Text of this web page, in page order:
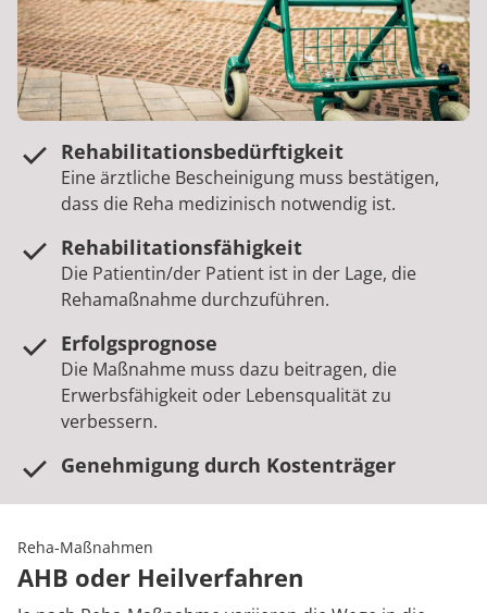
Rehabilitationsbedürftigkeit
Eine ärztliche Bescheinigung muss bestätigen,
dass die Reha medizinisch notwendig ist.
Rehabilitationsfähigkeit
Die Patientin/der Patient ist in der Lage, die
Rehamaßnahme durchzuführen.
Erfolgsprognose
Die Maßnahme muss dazu beitragen, die
Erwerbsfähigkeit oder Lebensqualität zu
verbessern.
Genehmigung durch Kostenträger
Reha-Maßnahmen
AHB oder Heilverfahren